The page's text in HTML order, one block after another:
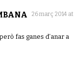
26 març 2014 at
fas ganes d’anar a